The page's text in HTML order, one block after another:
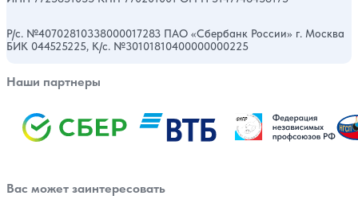
Р/с. №40702810338000017283 ПАО «Сбербанк России» г. Москва
БИК 044525225, К/с. №30101810400000000225
Наши партнеры
Вас может заинтересовать